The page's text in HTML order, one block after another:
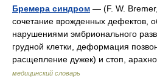
Бремера синдром — (F. W.
сочетание врожденных дефектов,
нарушениями эмбрионального
грудной клетки, деформация
расщепление дужек) и стоп,
медицинский словарь